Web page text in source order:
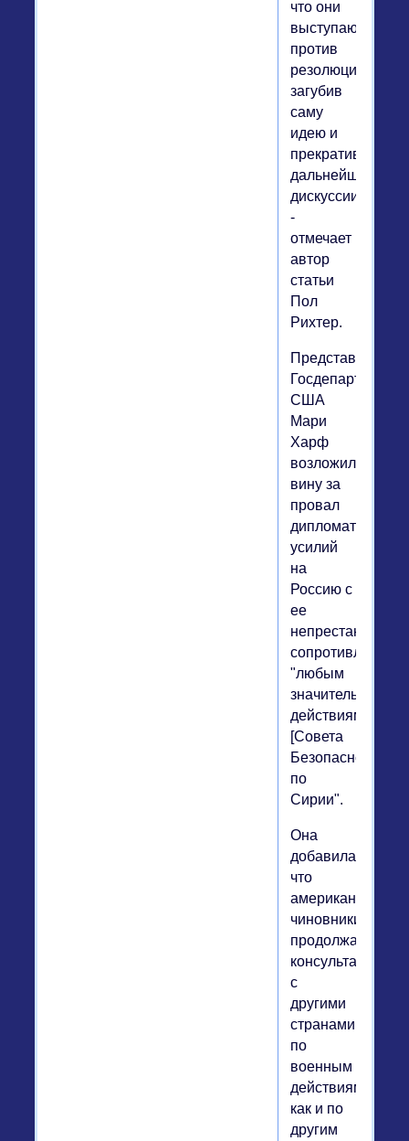
что они
выступают
против
резолюции,
загубив
саму
идею и
прекратив
дальнейшие
дискуссии",
-
отмечает
автор
статьи
Пол
Рихтер.
Представитель
США
Мари
Харф
возложила
вину за
провал
дипломатических
усилий
на
Россию с
ее
непрестанным
сопротивлением
"любым
значительным
действиям
[Совета
Безопасности]
по
Сирии".
Она
добавила,
что
американские
чиновники
продолжат
консультации
с
другими
странами
по
военным
действиям,
как и по
другим